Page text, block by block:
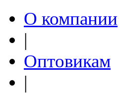
О компании
|
Оптовикам
|